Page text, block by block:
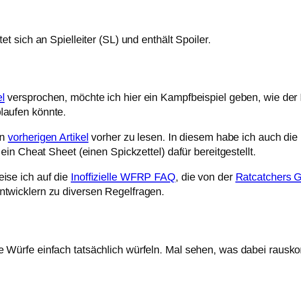
sich an Spielleiter (SL) und enthält Spoiler.
versprochen, möchte ich hier ein Kampfbeispiel geben, wie
könnte.
vorherigen Artikel vorher zu lesen. In diesem habe ich auch
Cheat Sheet (einen Spickzettel) dafür bereitgestellt.
ich auf die Inoffizielle WFRP FAQ, die von der Ratcatchers
zu diversen Regelfragen.
Würfe einfach tatsächlich würfeln. Mal sehen, was dabei